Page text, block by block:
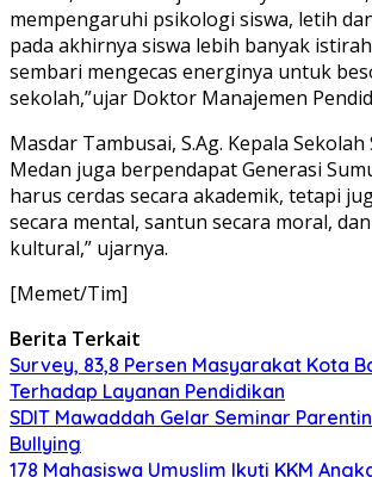
mempengaruhi psikologi siswa, letih
pada akhirnya siswa lebih banyak
sembari mengecas energinya untuk
sekolah,”ujar Doktor Manajemen
Masdar Tambusai, S.Ag. Kepala Sekolah
Medan juga berpendapat Generasi
harus cerdas secara akademik, tetapi
secara mental, santun secara moral,
kultural,” ujarnya.
[Memet/Tim]
Berita Terkait
Survey, 83,8 Persen Masyarakat Kota
Terhadap Layanan Pendidikan
SDIT Mawaddah Gelar Seminar
Bullying
178 Mahasiswa Umuslim Ikuti KKM